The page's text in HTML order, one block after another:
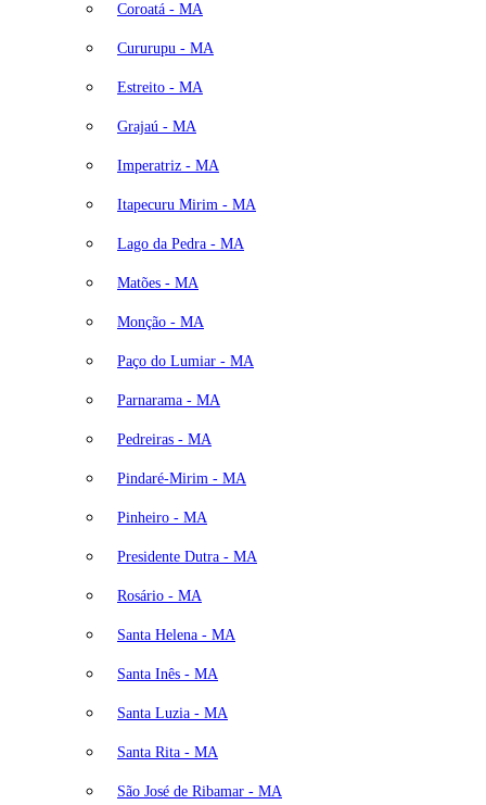
Coroatá - MA
Cururupu - MA
Estreito - MA
Grajaú - MA
Imperatriz - MA
Itapecuru Mirim - MA
Lago da Pedra - MA
Matões - MA
Monção - MA
Paço do Lumiar - MA
Parnarama - MA
Pedreiras - MA
Pindaré-Mirim - MA
Pinheiro - MA
Presidente Dutra - MA
Rosário - MA
Santa Helena - MA
Santa Inês - MA
Santa Luzia - MA
Santa Rita - MA
São José de Ribamar - MA